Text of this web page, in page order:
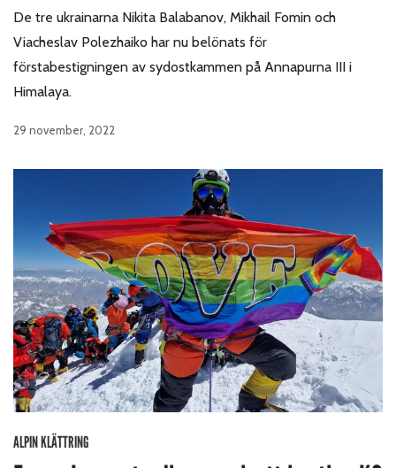
De tre ukrainarna Nikita Balabanov, Mikhail Fomin och
Viacheslav Polezhaiko har nu belönats för
förstabestigningen av sydostkammen på Annapurna III i
Himalaya.
29 november, 2022
ALPIN KLÄTTRING